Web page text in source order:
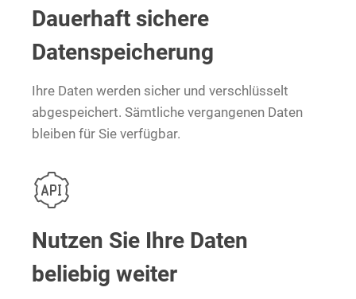
Dauerhaft sichere
Datenspeicherung
Ihre Daten werden sicher und verschlüsselt
abgespeichert. Sämtliche vergangenen Daten
bleiben für Sie verfügbar.
Nutzen Sie Ihre Daten
beliebig weiter